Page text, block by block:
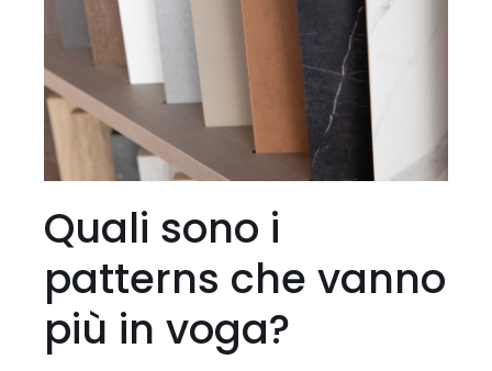
Quali sono i
patterns che vanno
più in voga?